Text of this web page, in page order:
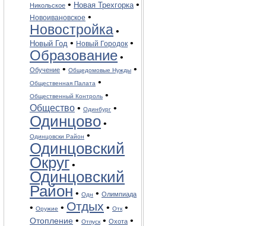
Никольское • Новая Трехгорка •
Новоивановское •
Новостройка •
Новый Год • Новый Городок •
Образование •
Обучение • Общедомовые Нужды •
Общественная Палата •
Общественный Контроль •
Общество • Одинбург •
Одинцово •
Одинцовски Район •
Одинцовский
Округ •
Одинцовский
Район • Одн • Олимпиада
• Оружие • Отдых • Отк •
Отопление • Отпуск • Охота •